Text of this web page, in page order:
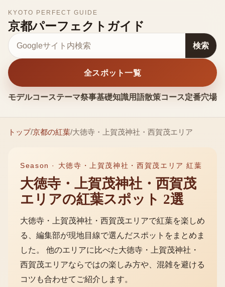
KYOTO PERFECT GUIDE
京都パーフェクトガイド
モデルコーステーマ祭事基礎知識用語散策コース定番穴場
サイト内検索
検索
全スポット一覧
トップ/京都の紅葉/大徳寺・上賀茂神社・西賀茂エリア
Season · 大徳寺・上賀茂神社・西賀茂エリア 紅葉
大徳寺・上賀茂神社・西賀茂
エリアの紅葉スポット 2選
大徳寺・上賀茂神社・西賀茂エリアで紅葉を楽しめ
る、編集部が現地目線で選んだスポットをまとめま
した。 他のエリアに比べた大徳寺・上賀茂神社・
西賀茂エリアならではの楽しみ方や、混雑を避ける
コツも合わせてご紹介します。